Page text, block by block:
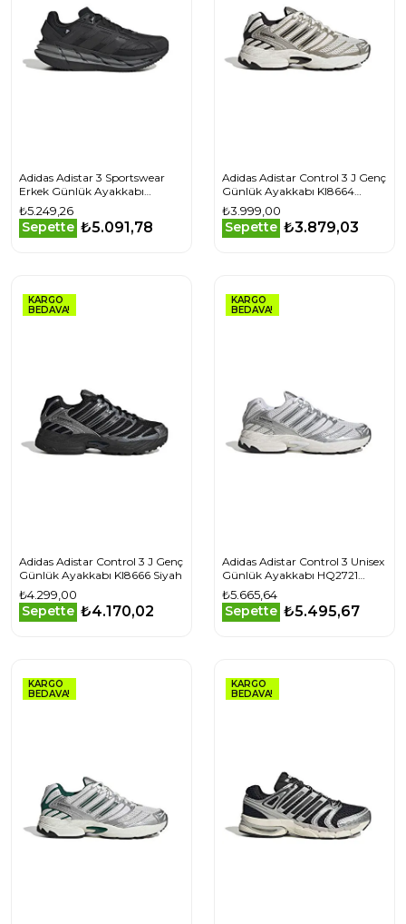
Adidas Adistar 3 Sportswear
Erkek Günlük Ayakkabı
JP7386 Renkli
₺5.249,26
Sepette ₺5.091,78
Adidas Adistar Control 3 J Genç
Günlük Ayakkabı KI8664
Beyaz
₺3.999,00
Sepette ₺3.879,03
KARGO
BEDAVA!
Adidas Adistar Control 3 J Genç
Günlük Ayakkabı KI8666 Siyah
₺4.299,00
Sepette ₺4.170,02
KARGO
BEDAVA!
Adidas Adistar Control 3 Unisex
Günlük Ayakkabı HQ2721
Beyaz
₺5.665,64
Sepette ₺5.495,67
KARGO
BEDAVA!
KARGO
BEDAVA!